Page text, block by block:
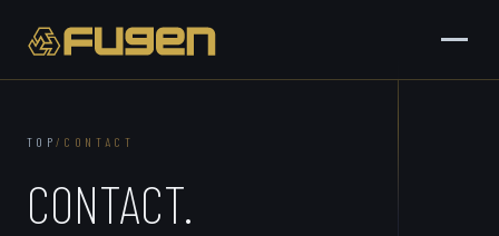
TOP/ CONTACT
CONTACT. お問い合